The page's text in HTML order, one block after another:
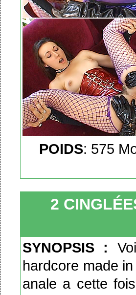
POIDS: 575
2
SYNOPSIS :
hardcore made
anale a cette